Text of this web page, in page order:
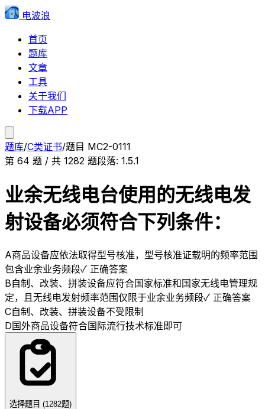
电波浪
首页
题库
文章
工具
关于我们
下载APP
题库/C类证书/题目 MC2-0111
第 64 题 / 共 1282 题段落: 1.5.1
业余无线电台使用的无线电发
射设备必须符合下列条件：
A商品设备应依法取得型号核准，型号核准证载明的频率范围
包含业余业务频段✓ 正确答案
B自制、改装、拼装设备应符合国家标准和国家无线电管理规
定，且无线电发射频率范围仅限于业余业务频段✓ 正确答案
C自制、改装、拼装设备不受限制
D国外商品设备符合国际流行技术标准即可
选择题目 (1282题)